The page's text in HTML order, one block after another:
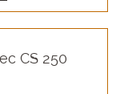
CS 250